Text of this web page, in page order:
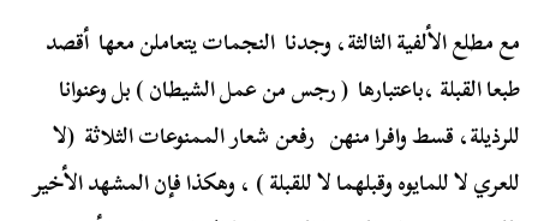
مع مطلع الألفية الثالثة، وجدنا النجمات يتعاملن معها أقصد
طبعا القبلة ،باعتبارها ( رجس من عمل الشيطان ) بل وعنوانا
للرذيلة، قسط وافرا منهن رفعن شعار الممنوعات الثلاثة (لا
للعري لا للمايوه وقبلهما لا للقبلة ) ، وهكذا فإن المشهد الأخير